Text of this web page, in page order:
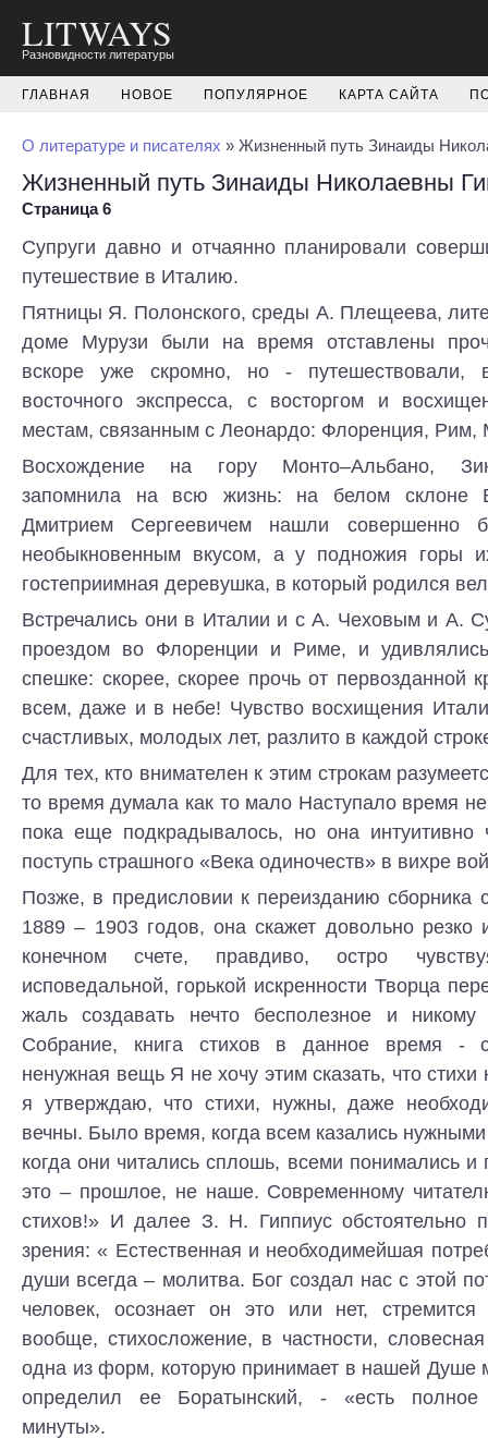
LITWAYS
Разновидности литературы
ГЛАВНАЯ НОВОЕ ПОПУЛЯРНОЕ КАРТА САЙТА
О литературе и писателях » Жизненный путь Зинаиды
Жизненный путь Зинаиды Николаевны
Страница 6
Супруги давно и отчаянно планировали
путешествие в Италию.
Пятницы Я. Полонского, среды А. Плещеева,
доме Мурузи были на время отставлены
вскоре уже скромно, но - путешествовали,
восточного экспресса, с восторгом и
местам, связанным с Леонардо: Флоренция, Рим,
Восхождение на гору Монто–Альбано,
запомнила на всю жизнь: на белом склоне
Дмитрием Сергеевичем нашли совершенно
необыкновенным вкусом, а у подножия горы
гостеприимная деревушка, в который родился
Встречались они в Италии и с А. Чеховым и А.
проездом во Флоренции и Риме, и
спешке: скорее, скорее прочь от первозданной
всем, даже и в небе! Чувство восхищения
счастливых, молодых лет, разлито в каждой
Для тех, кто внимателен к этим строкам
то время думала как то мало Наступало время
пока еще подкрадывалось, но она интуитивно
поступь страшного «Века одиночеств» в вихре
Позже, в предисловии к переизданию сборника
1889 – 1903 годов, она скажет довольно
конечном счете, правдиво, остро
исповедальной, горькой искренности Творца
жаль создавать нечто бесполезное и
Собрание, книга стихов в данное время -
ненужная вещь Я не хочу этим сказать, что
я утверждаю, что стихи, нужны, даже
вечны. Было время, когда всем казались нужными
когда они читались сплошь, всеми понимались
это – прошлое, не наше. Современному
стихов!» И далее З. Н. Гиппиус обстоятельно
зрения: « Естественная и необходимейшая
души всегда – молитва. Бог создал нас с этой
человек, осознает он это или нет,
вообще, стихосложение, в частности,
одна из форм, которую принимает в нашей Душе
определил ее Боратынский, - «есть
минуты».